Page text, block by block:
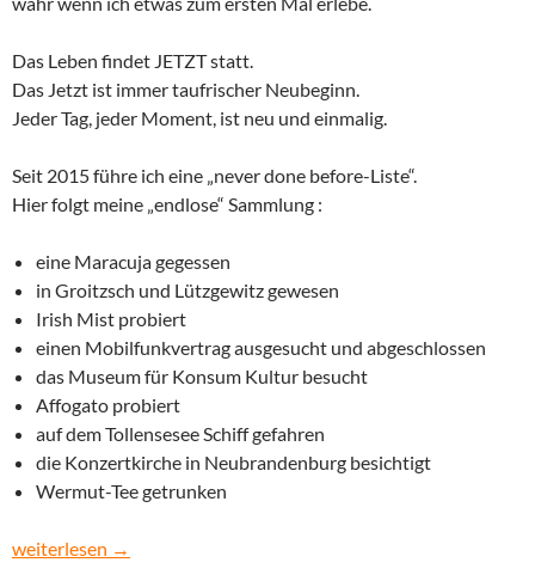
Das Leben findet JETZT statt.
Das Jetzt ist immer taufrischer Neubeginn.
Jeder Tag, jeder Moment, ist neu und einmalig.
Seit 2015 führe ich eine „never done before-Liste“.
Hier folgt meine „endlose“ Sammlung :
eine Maracuja gegessen
in Groitzsch und Lützgewitz gewesen
Irish Mist probiert
einen Mobilfunkvertrag ausgesucht und abgeschlossen
das Museum für Konsum Kultur besucht
Affogato probiert
auf dem Tollensesee Schiff gefahren
die Konzertkirche in Neubrandenburg besichtigt
Wermut-Tee getrunken
never done before – immer wieder neues
weiterlesen →